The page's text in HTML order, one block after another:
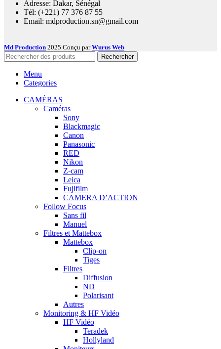
Adresse: Dakar, Sénégal
Tél: (+221) 77 376 87 55
Email: mdproduction.sn@gmail.com
Md Production 2025 Conçu parWurus Web
Rechercher
Menu
Categories
CAMÉRAS
Caméras
Sony
Blackmagic
Canon
Panasonic
RED
Nikon
Z-cam
Leica
Fujifilm
CAMERA D’ACTION
Follow Focus
Sans fil
Manuel
Filtres et Mattebox
Mattebox
Clip-on
Tiges
Filtres
Diffusion
ND
Polarisant
Autres
Monitoring & HF Vidéo
HF Vidéo
Teradek
Hollyland